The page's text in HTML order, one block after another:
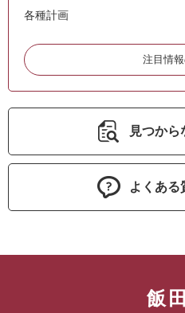
各種計画
注目情
見つから
よくある
飯